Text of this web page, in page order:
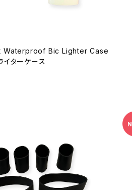
Waterproof Bic Lighter Case
イターケース